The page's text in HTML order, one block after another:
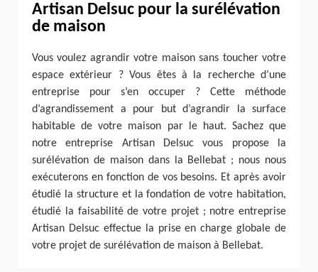
Artisan Delsuc pour la surélévation
de maison
Vous voulez agrandir votre maison sans toucher votre
espace extérieur ? Vous êtes à la recherche d’une
entreprise pour s’en occuper ? Cette méthode
d’agrandissement a pour but d’agrandir la surface
habitable de votre maison par le haut. Sachez que
notre entreprise Artisan Delsuc vous propose la
surélévation de maison dans la Bellebat ; nous nous
exécuterons en fonction de vos besoins. Et après avoir
étudié la structure et la fondation de votre habitation,
étudié la faisabilité de votre projet ; notre entreprise
Artisan Delsuc effectue la prise en charge globale de
votre projet de surélévation de maison à Bellebat.